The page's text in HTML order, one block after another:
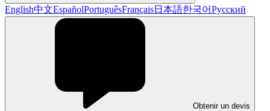
English中文EspañolPortuguêsFrançais日本語한국어Русский
Obtenir un devis